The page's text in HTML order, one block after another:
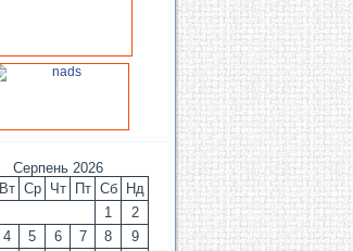
Серпень 2026
Вт Ср Чт Пт Сб
Нд
1
2
4 5 6 7 8
9